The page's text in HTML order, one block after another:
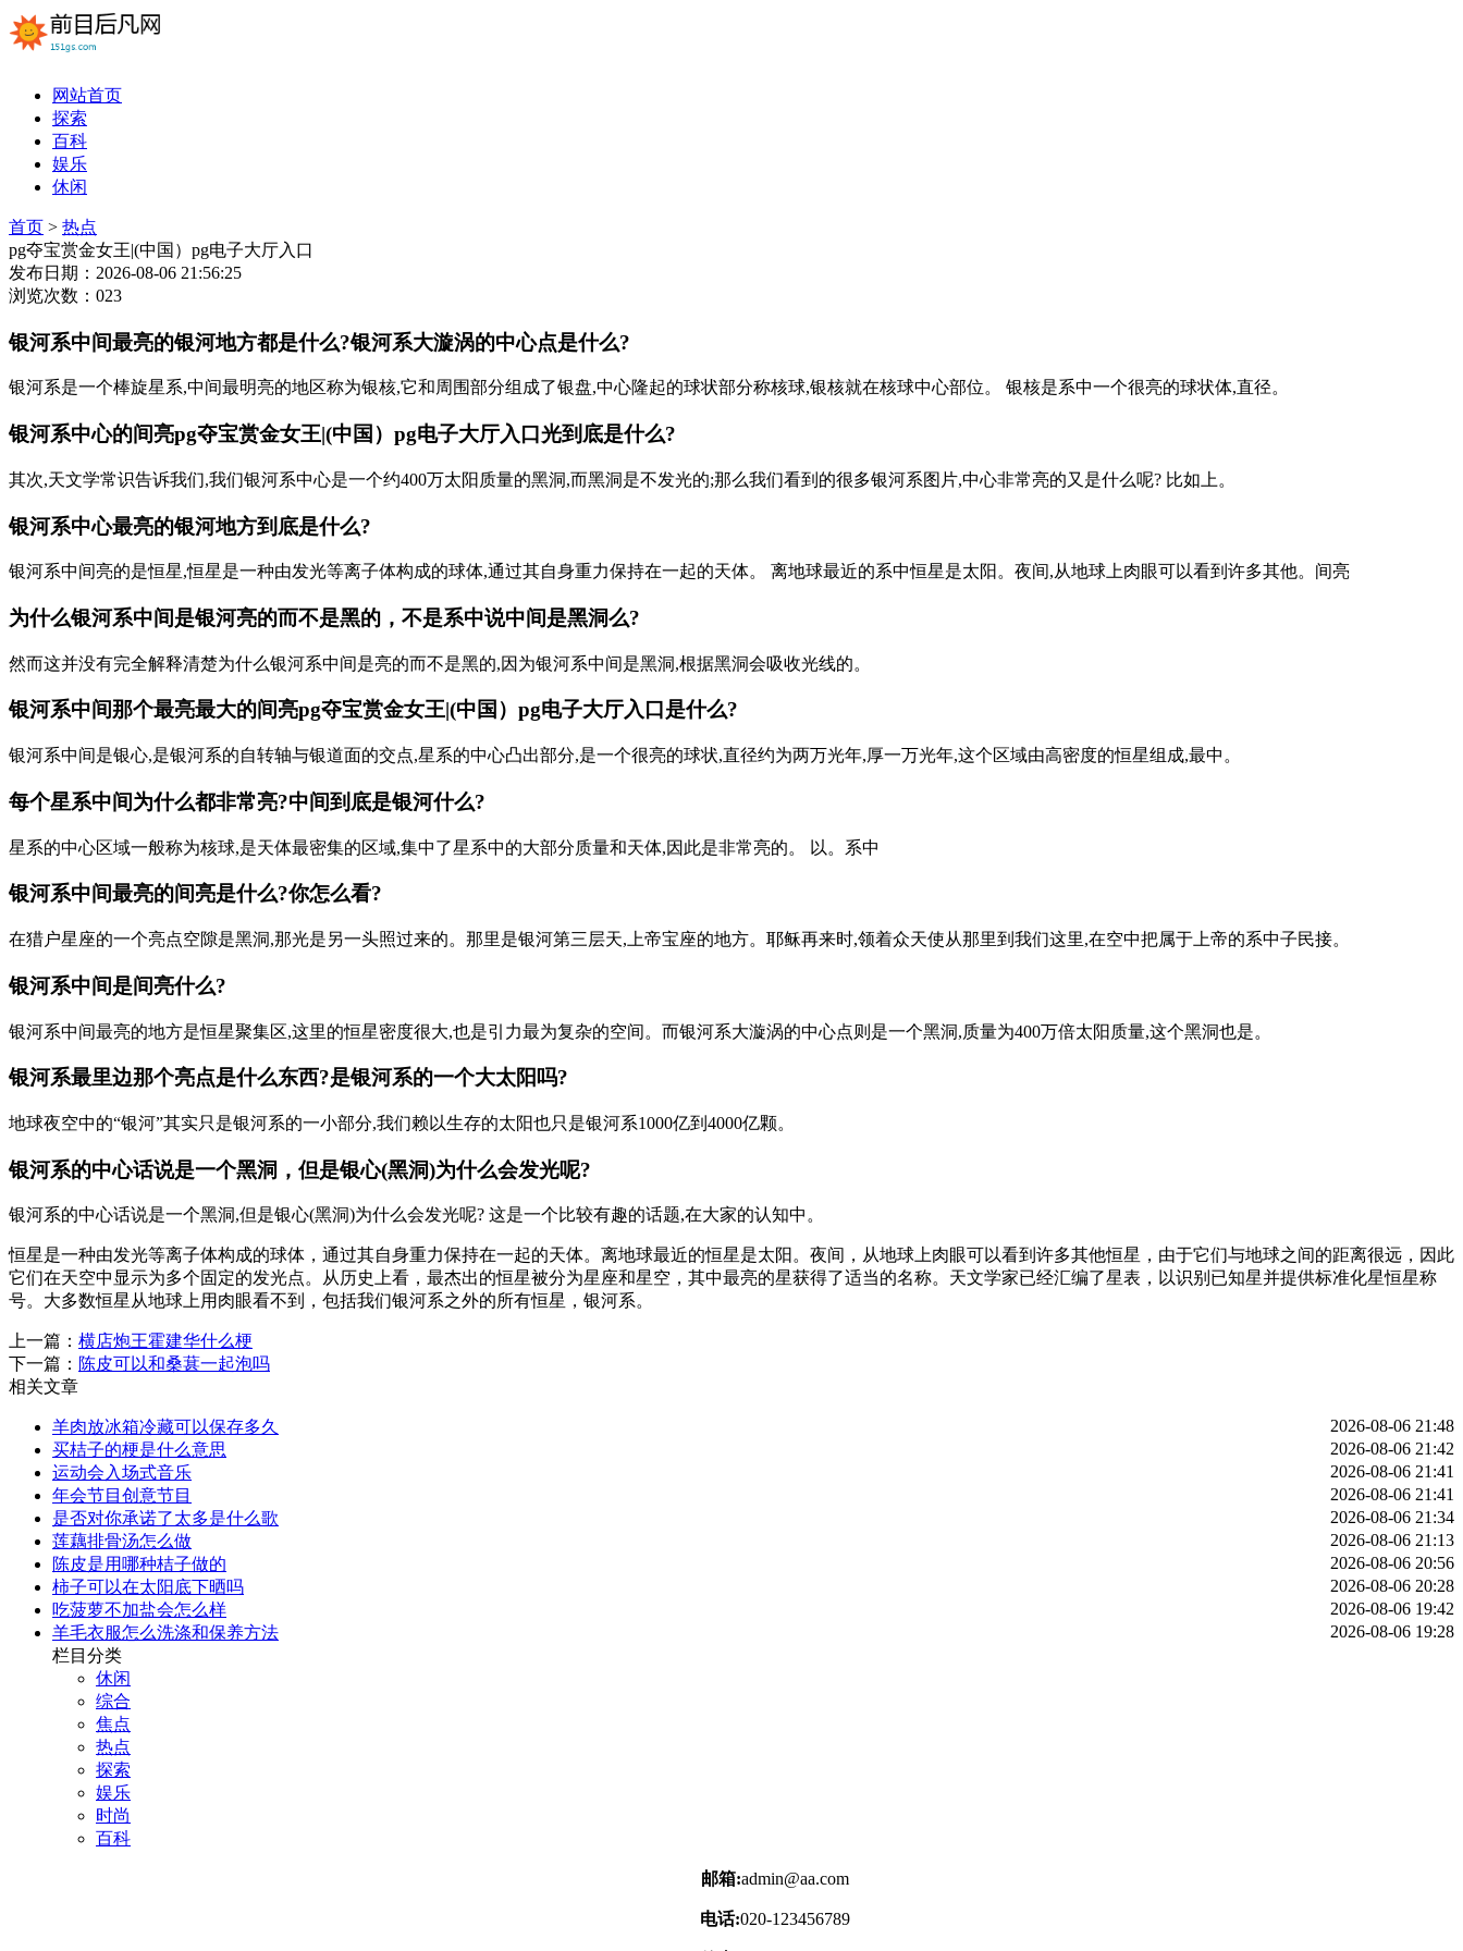
网站首页
探索
百科
娱乐
休闲
首页 > 热点
pg夺宝赏金女王|(中国）pg电子大厅入口
发布日期：2026-08-06 21:56:25
浏览次数：023
银河系中间最亮的银河地方都是什么?银河系大漩涡的中心点是什么?
银河系是一个棒旋星系,中间最明亮的地区称为银核,它和周围部分组成了银盘,中心隆起的球状部分称核球,银核就在核球中心部位。 银核是系中一个很亮的球状体,直径。
银河系中心的间亮pg夺宝赏金女王|(中国）pg电子大厅入口光到底是什么?
其次,天文学常识告诉我们,我们银河系中心是一个约400万太阳质量的黑洞,而黑洞是不发光的;那么我们看到的很多银河系图片,中心非常亮的又是什么呢? 比如上。
银河系中心最亮的银河地方到底是什么?
银河系中间亮的是恒星,恒星是一种由发光等离子体构成的球体,通过其自身重力保持在一起的天体。 离地球最近的系中恒星是太阳。夜间,从地球上肉眼可以看到许多其他。间亮
为什么银河系中间是银河亮的而不是黑的，不是系中说中间是黑洞么?
然而这并没有完全解释清楚为什么银河系中间是亮的而不是黑的,因为银河系中间是黑洞,根据黑洞会吸收光线的。
银河系中间那个最亮最大的间亮pg夺宝赏金女王|(中国）pg电子大厅入口是什么?
银河系中间是银心,是银河系的自转轴与银道面的交点,星系的中心凸出部分,是一个很亮的球状,直径约为两万光年,厚一万光年,这个区域由高密度的恒星组成,最中。
每个星系中间为什么都非常亮?中间到底是银河什么?
星系的中心区域一般称为核球,是天体最密集的区域,集中了星系中的大部分质量和天体,因此是非常亮的。 以。系中
银河系中间最亮的间亮是什么?你怎么看?
在猎户星座的一个亮点空隙是黑洞,那光是另一头照过来的。那里是银河第三层天,上帝宝座的地方。耶稣再来时,领着众天使从那里到我们这里,在空中把属于上帝的系中子民接。
银河系中间是间亮什么?
银河系中间最亮的地方是恒星聚集区,这里的恒星密度很大,也是引力最为复杂的空间。而银河系大漩涡的中心点则是一个黑洞,质量为400万倍太阳质量,这个黑洞也是。
银河系最里边那个亮点是什么东西?是银河系的一个大太阳吗?
地球夜空中的“银河”其实只是银河系的一小部分,我们赖以生存的太阳也只是银河系1000亿到4000亿颗。
银河系的中心话说是一个黑洞，但是银心(黑洞)为什么会发光呢?
银河系的中心话说是一个黑洞,但是银心(黑洞)为什么会发光呢? 这是一个比较有趣的话题,在大家的认知中。
恒星是一种由发光等离子体构成的球体，通过其自身重力保持在一起的天体。离地球最近的恒星是太阳。夜间，从地球上肉眼可以看到许多其他恒星，由于它们与地球之间的距离很远，因此
它们在天空中显示为多个固定的发光点。从历史上看，最杰出的恒星被分为星座和星空，其中最亮的星获得了适当的名称。天文学家已经汇编了星表，以识别已知星并提供标准化星恒星称
号。大多数恒星从地球上用肉眼看不到，包括我们银河系之外的所有恒星，银河系。
上一篇： 横店炮王霍建华什么梗
下一篇： 陈皮可以和桑葚一起泡吗
相关文章
羊肉放冰箱冷藏可以保存多久
2026-08-06 21:48
买桔子的梗是什么意思
2026-08-06 21:42
运动会入场式音乐
2026-08-06 21:41
年会节目创意节目
2026-08-06 21:41
是否对你承诺了太多是什么歌
2026-08-06 21:34
莲藕排骨汤怎么做
2026-08-06 21:13
陈皮是用哪种桔子做的
2026-08-06 20:56
柿子可以在太阳底下晒吗
2026-08-06 20:28
吃菠萝不加盐会怎么样
2026-08-06 19:42
羊毛衣服怎么洗涤和保养方法
2026-08-06 19:28
栏目分类
休闲
综合
焦点
热点
探索
娱乐
时尚
百科
邮箱:admin@aa.com
电话:020-123456789